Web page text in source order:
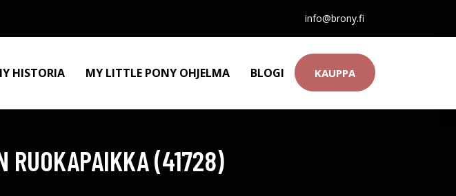
info@brony.fi
HISTORIA MY LITTLE PONY OHJELMA BLOGI KAUPPA
RUOKAPAIKKA (41728)